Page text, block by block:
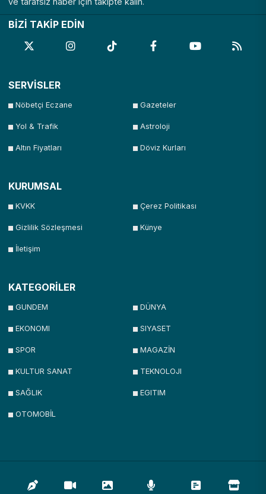
BİZİ TAKİP EDİN
SERVİSLER
Nöbetçi Eczane Gazeteler
Yol & Trafik Astroloji
Altın Fiyatları Döviz Kurları
KURUMSAL
KVKK Çerez Politikası
Gizlilik Sözleşmesi Künye
İletişim
KATEGORİLER
GUNDEM DÜNYA
EKONOMI SIYASET
SPOR MAGAZİN
KULTUR SANAT TEKNOLOJI
SAĞLIK EGITIM
OTOMOBİL